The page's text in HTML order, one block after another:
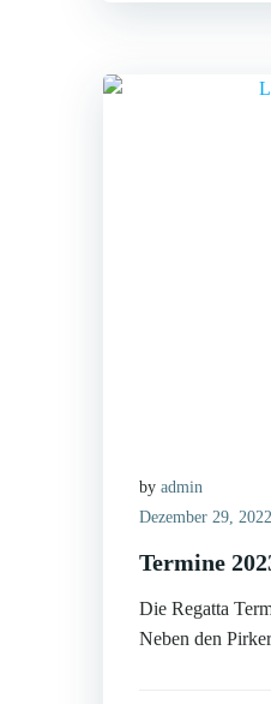
by admin
Dezember 29, 2022
Termine
Die Regatta
Neben den